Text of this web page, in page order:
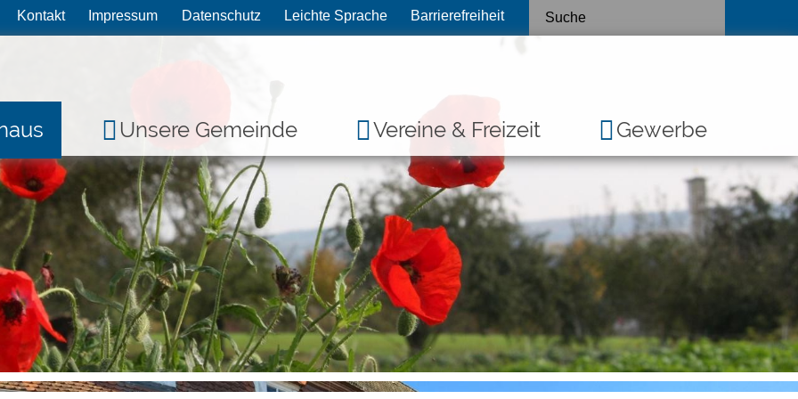
Kontakt Impressum Datenschutz Leichte Sprache Barrierefreiheit
Unsere Gemeinde Vereine & Freizeit Gewerbe